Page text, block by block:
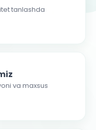
tanlashda
va maxsus